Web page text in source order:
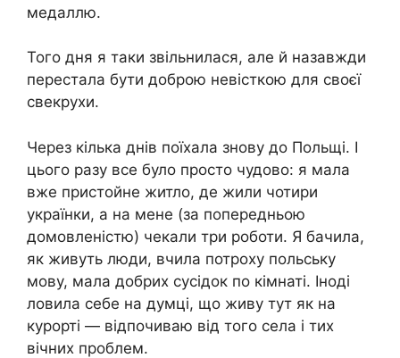
медаллю.
Того дня я таки звільнилася, але й назавжди
перестала бути доброю невісткою для своєї
свекрухи.
Через кілька днів поїхала знову до Польщі. І
цього разу все було просто чудово: я мала
вже пристойне житло, де жили чотири
українки, а на мене (за попередньою
домовленістю) чекали три роботи. Я бачила,
як живуть люди, вчила потроху польську
мову, мала добрих сусідок по кімнаті. Іноді
ловила себе на думці, що живу тут як на
курорті — відпочиваю від того села і тих
вічних проблем.